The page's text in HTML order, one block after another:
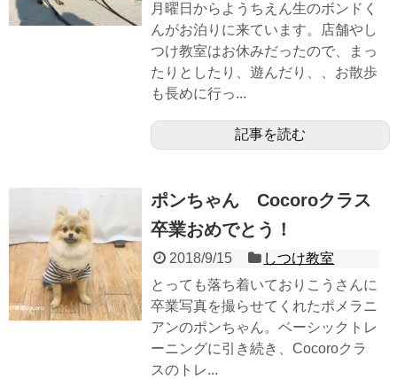
月曜日からようちえん生のボンドく
んがお泊りに来ています。店舗やし
つけ教室はお休みだったので、まっ
たりとしたり、遊んだり、、お散歩
も長めに行っ...
記事を読む
ポンちゃん Cocoroクラス
卒業おめでとう！
2018/9/15
しつけ教室
とっても落ち着いておりこうさんに
卒業写真を撮らせてくれたポメラニ
アンのポンちゃん。ベーシックトレ
ーニングに引き続き、Cocoroクラ
スのトレ...